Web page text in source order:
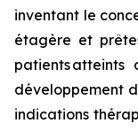
inventant le
étagère et
patients
développement
indications